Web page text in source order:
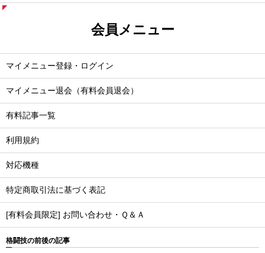
会員メニュー
マイメニュー登録・ログイン
マイメニュー退会（有料会員退会）
有料記事一覧
利用規約
対応機種
特定商取引法に基づく表記
[有料会員限定] お問い合わせ・Ｑ＆Ａ
格闘技の前後の記事